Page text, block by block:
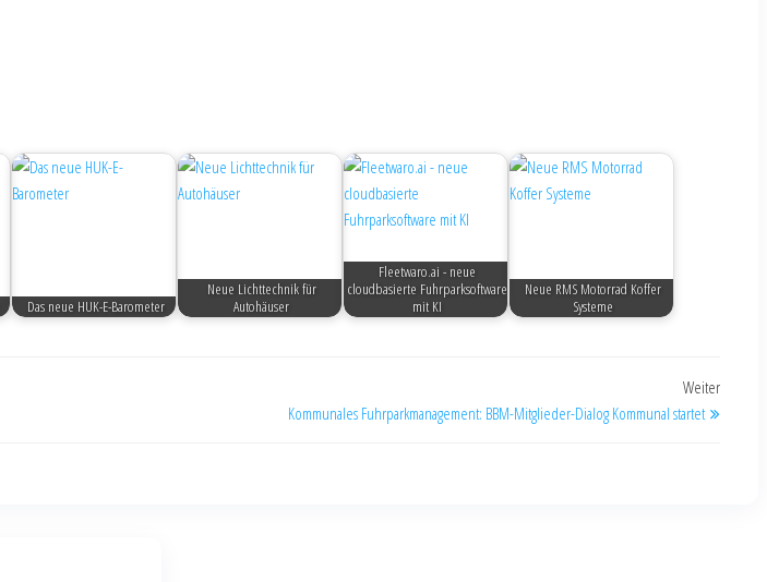
Das neue HUK-E-Barometer
Neue Lichttechnik für
Autohäuser
Fleetwaro.ai - neue
cloudbasierte Fuhrparksoftware
mit KI
Neue RMS Motorrad Koffer
Systeme
Weiter
Kommunales Fuhrparkmanagement: BBM-Mitglieder-Dialog Kommunal startet